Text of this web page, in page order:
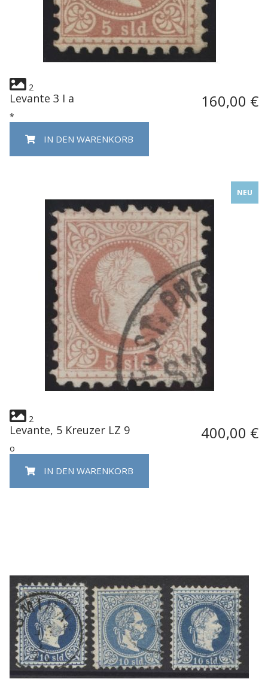
2
Levante 3 I a 160,00 €
*
IN DEN WARENKORB
NEU
2
Levante, 5 Kreuzer LZ 9 400,00 €
o
IN DEN WARENKORB